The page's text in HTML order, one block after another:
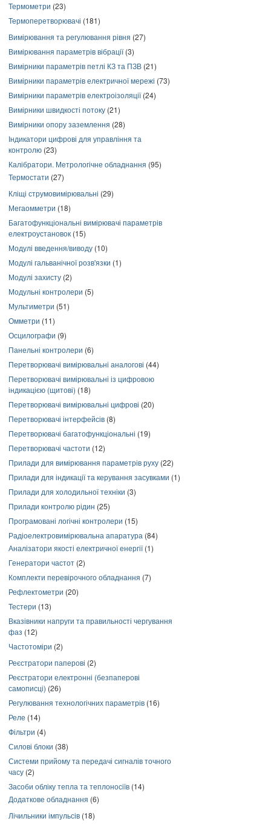
Термометри (23)
Термоперетворювачі (181)
Вимірювання та регулювання рівня (27)
Вимірювання параметрів вібрації(3)
Вимірники параметрів петлі КЗ та ПЗВ (21)
Вимірники параметрів електричної мережі (73)
Вимірники параметрів електроізоляції(24)
Вимірники швидкості потоку (21)
Вимірники опору заземлення (28)
Індикатори цифрові для управління та
контролю (23)
Калібратори. Метрологічне обладнання (95)
Термостати (27)
Кліщі струмовимірювальні (29)
Мегаомметри (18)
Багатофункціональні вимірювачі параметрів
електроустановок (15)
Модулі введення/виводу (10)
Модулі гальванічної розв'язки (1)
Модулі захисту (2)
Модульні контролери (5)
Мультиметри (51)
Омметри (11)
Осцилографи (9)
Панельні контролери (6)
Перетворювачі вимірювальні аналогові (44)
Перетворювачі вимірювальні із цифровою
індикацією (щитові) (18)
Перетворювачі вимірювальні цифрові (20)
Перетворювачі інтерфейсів (8)
Перетворювачі багатофункціональні (19)
Перетворювачі частоти (12)
Прилади для вимірювання параметрів руху (22)
Прилади для індикації та керування засувками (1)
Прилади для холодильної техніки (3)
Прилади контролю рідин (25)
Програмовані логічні контролери (15)
Радіоелектровимірювальна апаратура (84)
Аналізатори якості електричної енергії(1)
Генератори частот (2)
Комплекти перевірочного обладнання (7)
Рефлектометри (20)
Тестери (13)
Вказівники напруги та правильності чергування
фаз (12)
Частотоміри (2)
Реєстратори паперові (2)
Реєстратори електронні (безпаперові
самописці) (26)
Регулювання технологічних параметрів (16)
Реле (14)
Фільтри (4)
Силові блоки (38)
Системи прийому та передачі сигналів точного
часу (2)
Засоби обліку тепла та теплоносіїв (14)
Додаткове обладнання (6)
Лічильники імпульсів (18)